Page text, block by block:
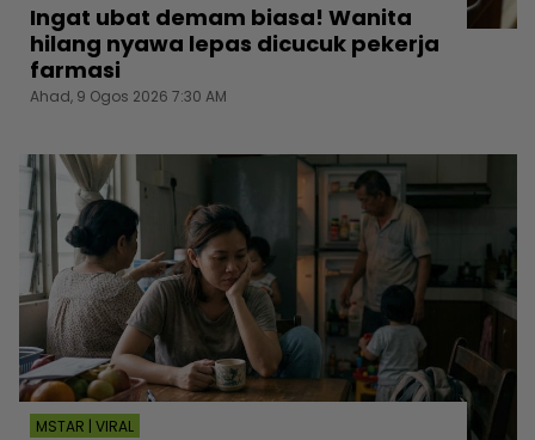
Ingat ubat demam biasa! Wanita
hilang nyawa lepas dicucuk pekerja
farmasi
Ahad, 9 Ogos 2026 7:30 AM
MSTAR | VIRAL